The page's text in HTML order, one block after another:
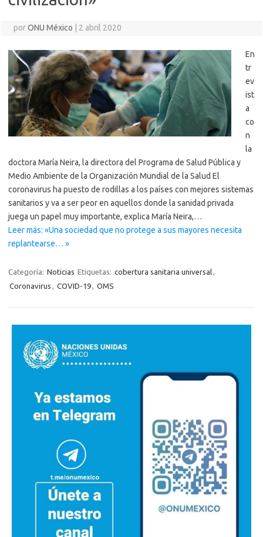
porONU México 2 abril 2020
En
tr
ev
ist
a
co
n
la
doctora María Neira, la directora del Programa de Salud Pública y
Medio Ambiente de la Organización Mundial de la Salud El
coronavirus ha puesto de rodillas a los países con mejores sistemas
sanitarios y va a ser peor en aquellos donde la sanidad privada
juega un papel muy importante, explica María Neira,…
Leer más: «Una sociedad que no protege a sus mayores necesita
replantearse… »
Categoría: Noticias Etiquetas: cobertura sanitaria universal,
Coronavirus , COVID-19, OMS